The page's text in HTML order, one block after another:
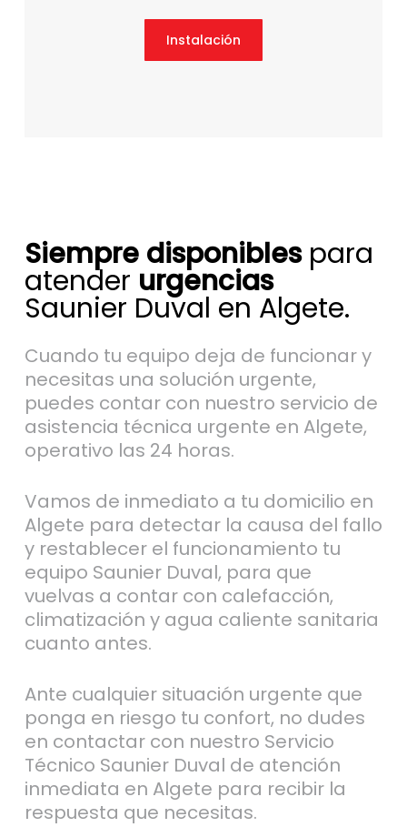
Instalación
Siempre disponiblespara
atender urgencias
Saunier Duval en Algete.
Cuando tu equipo deja de funcionar y
necesitas una solución urgente,
puedes contar con nuestro servicio de
asistencia técnica urgente en Algete,
operativo las 24 horas.
Vamos de inmediato a tu domicilio en
Algete para detectar la causa del fallo
y restablecer el funcionamiento tu
equipo Saunier Duval, para que
vuelvas a contar con calefacción,
climatización y agua caliente sanitaria
cuanto antes.
Ante cualquier situación urgente que
ponga en riesgo tu confort, no dudes
en contactar con nuestro Servicio
Técnico Saunier Duval de atención
inmediata en Algete para recibir la
respuesta que necesitas.